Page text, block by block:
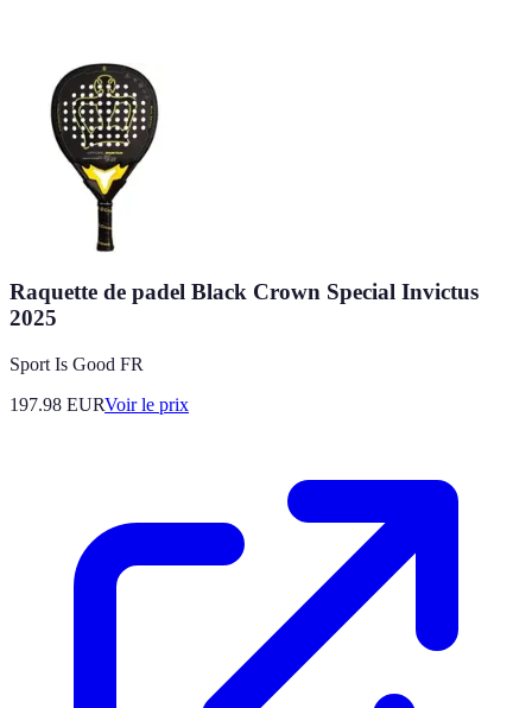
Raquette de padel Black Crown Special Invictus
2025
Sport Is Good FR
197.98 EURVoir le prix